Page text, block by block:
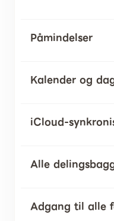
Påmindelser
Kalender og
iCloud-
Alle
Adgang til alle